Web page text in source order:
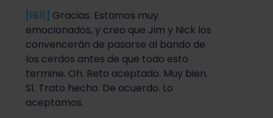
[19:11] Gracias. Estamos muy
emocionados, y creo que Jim y Nick los
convencerán de pasarse al bando de
los cerdos antes de que todo esto
termine. Oh. Reto aceptado. Muy bien.
Sí. Trato hecho. De acuerdo. Lo
aceptamos.